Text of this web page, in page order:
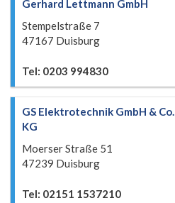
Gerhard Lettmann GmbH
Stempelstraße 7
47167 Duisburg
Tel: 0203 994830
GS Elektrotechnik GmbH & Co.
KG
Moerser Straße 51
47239 Duisburg
Tel: 02151 1537210